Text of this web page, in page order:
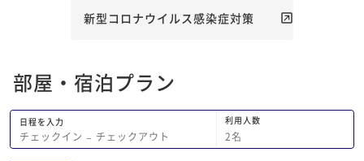
新型コロナウイルス感染症対策
部屋・宿泊プラン
日程を入力
チェックイン − チェックアウト
利用人数
2名